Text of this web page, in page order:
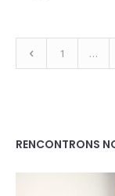
1 …
RENCONTRONS